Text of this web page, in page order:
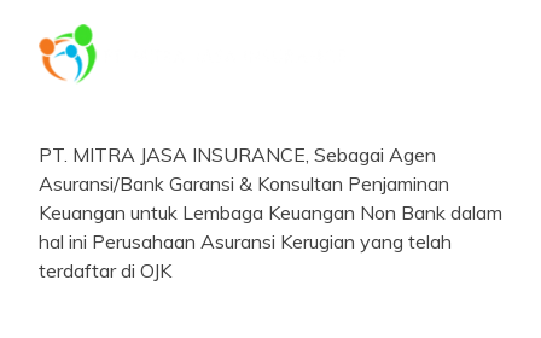
PT. MITRA JASA INSURANCE, Sebagai Agen
Asuransi/Bank Garansi & Konsultan Penjaminan
Keuangan untuk Lembaga Keuangan Non Bank dalam
hal ini Perusahaan Asuransi Kerugian yang telah
terdaftar di OJK